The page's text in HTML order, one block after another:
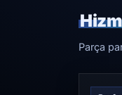
Parça